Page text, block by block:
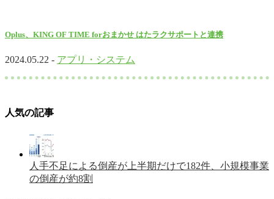
Oplus、KING OF TIME forおまかせ はたラクサポートと連携
2024.05.22 - アプリ・システム
人気の記事
人手不足による倒産が上半期だけで182件、小規模事業
の倒産が約8割